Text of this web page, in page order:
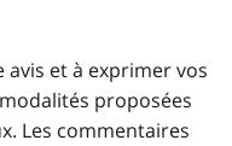
et à exprimer vos
proposées
Les commentaires